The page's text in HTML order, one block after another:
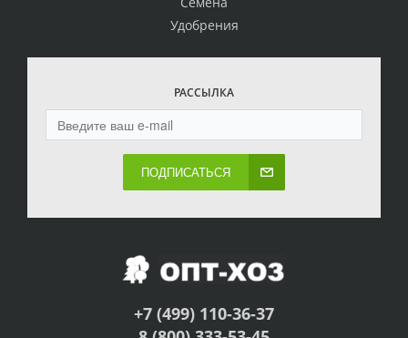
Удобрения
РАССЫЛКА
ПОДПИСАТЬСЯ
+7 (499) 110-36-37